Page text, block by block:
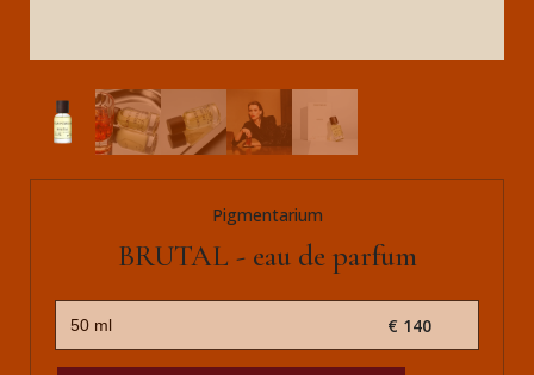
Pigmentarium
BRUTAL - eau de parfum
€ 140